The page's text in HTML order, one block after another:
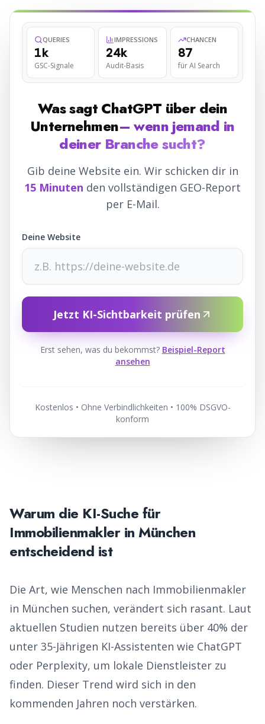
QUERIES
1k
GSC-Signale
IMPRESSIONS
24k
Audit-Basis
CHANCEN
87
für AI Search
Was sagt ChatGPT über dein
Unternehmen– wenn jemand in
deiner Branche sucht?
Gib deine Website ein. Wir schicken dir in
15 Minuten den vollständigen GEO-Report
per E-Mail.
Deine Website
Jetzt KI-Sichtbarkeit prüfen
Erst sehen, was du bekommst? Beispiel-Report
ansehen
Kostenlos • Ohne Verbindlichkeiten • 100% DSGVO-
konform
Warum die KI-Suche für
ImmobilienmaklerinMünchen
entscheidend ist
Die Art, wie Menschen nach Immobilienmakler
in München suchen, verändert sich rasant. Laut
aktuellen Studien nutzen bereits über 40% der
unter 35-Jährigen KI-Assistenten wie ChatGPT
oder Perplexity, um lokale Dienstleister zu
finden. Dieser Trend wird sich in den
kommenden Jahren noch verstärken.